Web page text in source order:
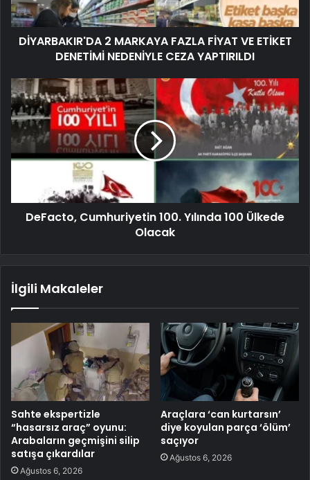
DİYARBAKIR'DA 2 MARKAYA FAZLA FİYAT VE ETİKET
DENETİMİ NEDENİYLE CEZA YAPTIRILDI
DeFacto, Cumhuriyetin 100. Yılında 100 Ülkede
Olacak
İlgili Makaleler
Sahte ekspertizle
“hasarsız araç” oyunu:
Arabaların geçmişini silip
satışa çıkardılar
Ağustos 6, 2026
Araçlara ‘can kurtarsın’
diye koyulan parça ‘ölüm’
saçıyor
Ağustos 6, 2026